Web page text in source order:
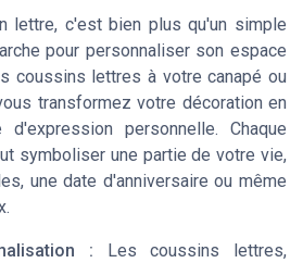
lettre, c'est bien plus qu'un simple
pour personnaliser son espace
coussins lettres à votre canapé ou
transformez votre décoration en
personnelle. Chaque
symboliser une partie de votre vie,
une date d'anniversaire ou même
: Les coussins lettres,